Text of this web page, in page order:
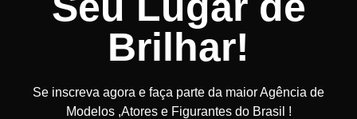
Brilhar!
Se inscreva agora e faça parte da maior Agência de
Modelos ,Atores e Figurantes do Brasil !